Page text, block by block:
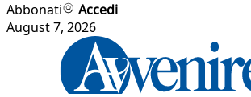
Abbonati
Accedi
August 7, 2026